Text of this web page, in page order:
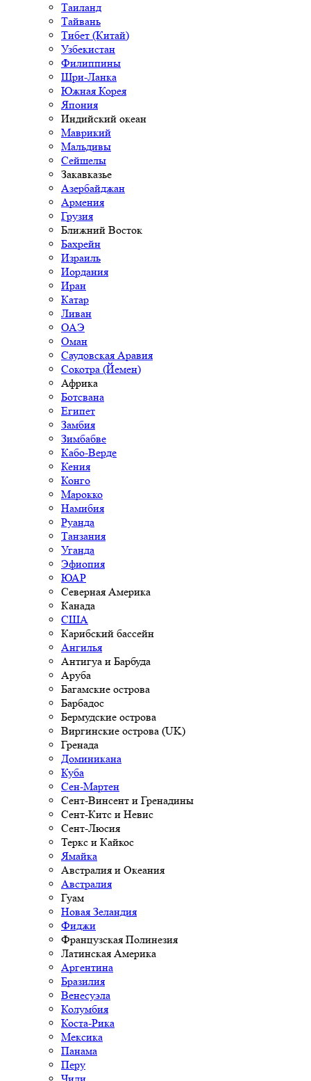
Таиланд
Тайвань
Тибет (Китай)
Узбекистан
Филиппины
Шри-Ланка
Южная Корея
Япония
Индийский океан
Маврикий
Мальдивы
Сейшелы
Закавказье
Азербайджан
Армения
Грузия
Ближний Восток
Бахрейн
Израиль
Иордания
Иран
Катар
Ливан
ОАЭ
Оман
Саудовская Аравия
Сокотра (Йемен)
Африка
Ботсвана
Египет
Замбия
Зимбабве
Кабо-Верде
Кения
Конго
Марокко
Намибия
Руанда
Танзания
Уганда
Эфиопия
ЮАР
Северная Америка
Канада
США
Карибский бассейн
Ангилья
Антигуа и Барбуда
Аруба
Багамские острова
Барбадос
Бермудские острова
Виргинские острова (UK)
Гренада
Доминикана
Куба
Сен-Мартен
Сент-Винсент и Гренадины
Сент-Китс и Невис
Сент-Люсия
Теркс и Кайкос
Ямайка
Австралия и Океания
Австралия
Гуам
Новая Зеландия
Фиджи
Французская Полинезия
Латинская Америка
Аргентина
Бразилия
Венесуэла
Колумбия
Коста-Рика
Мексика
Панама
Перу